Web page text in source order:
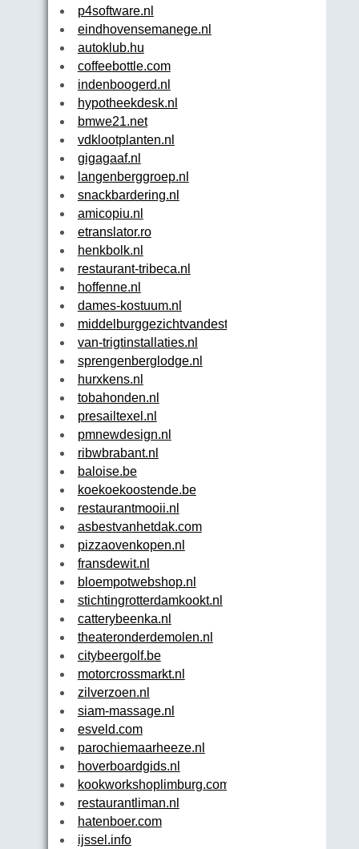
p4software.nl
eindhovensemanege.nl
autoklub.hu
coffeebottle.com
indenboogerd.nl
hypotheekdesk.nl
bmwe21.net
vdklootplanten.nl
gigagaaf.nl
langenberggroep.nl
snackbardering.nl
amicopiu.nl
etranslator.ro
henkbolk.nl
restaurant-tribeca.nl
hoffenne.nl
dames-kostuum.nl
middelburggezichtvandestad.nl
van-trigtinstallaties.nl
sprengenberglodge.nl
hurxkens.nl
tobahonden.nl
presailtexel.nl
pmnewdesign.nl
ribwbrabant.nl
baloise.be
koekoekoostende.be
restaurantmooii.nl
asbestvanhetdak.com
pizzaovenkopen.nl
fransdewit.nl
bloempotwebshop.nl
stichtingrotterdamkookt.nl
catterybeenka.nl
theateronderdemolen.nl
citybeergolf.be
motorcrossmarkt.nl
zilverzoen.nl
siam-massage.nl
esveld.com
parochiemaarheeze.nl
hoverboardgids.nl
kookworkshoplimburg.com
restaurantliman.nl
hatenboer.com
ijssel.info